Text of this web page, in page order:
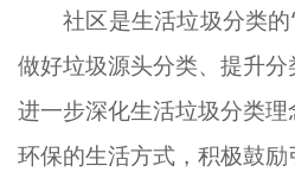
社区是生活垃圾分类
做好垃圾源头分类、提升
进一步深化生活垃圾分类理
环保的生活方式，积极鼓